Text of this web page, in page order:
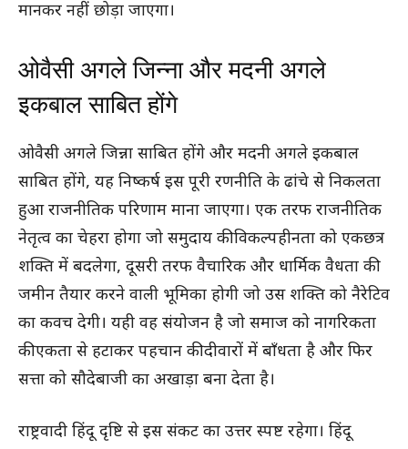
मानकर नहीं छोड़ा जाएगा।
ओवैसी अगले जिन्ना और मदनी अगले
इकबाल साबित होंगे
ओवैसी अगले जिन्ना साबित होंगे और मदनी अगले इकबाल
साबित होंगे, यह निष्कर्ष इस पूरी रणनीति के ढांचे से निकलता
हुआ राजनीतिक परिणाम माना जाएगा। एक तरफ राजनीतिक
नेतृत्व का चेहरा होगा जो समुदाय की विकल्पहीनता को एकछत्र
शक्ति में बदलेगा, दूसरी तरफ वैचारिक और धार्मिक वैधता की
जमीन तैयार करने वाली भूमिका होगी जो उस शक्ति को नैरेटिव
का कवच देगी। यही वह संयोजन है जो समाज को नागरिकता
की एकता से हटाकर पहचान की दीवारों में बाँधता है और फिर
सत्ता को सौदेबाजी का अखाड़ा बना देता है।
राष्ट्रवादी हिंदू दृष्टि से इस संकट का उत्तर स्पष्ट रहेगा। हिंदू